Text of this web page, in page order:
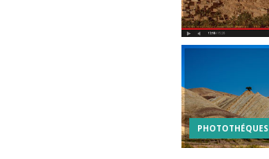
PHOTOTHÉQUES